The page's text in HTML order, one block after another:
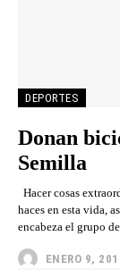
DEPORTES
Donan
Semilla
haces en esta vida,
encabeza el grupo
ENERO 9,